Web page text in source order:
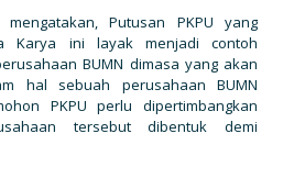
Putusan PKPU yang
Karya ini layak menjadi contoh
BUMN dimasa yang akan
hal sebuah perusahaan BUMN
PKPU perlu dipertimbangkan
tersebut dibentuk demi